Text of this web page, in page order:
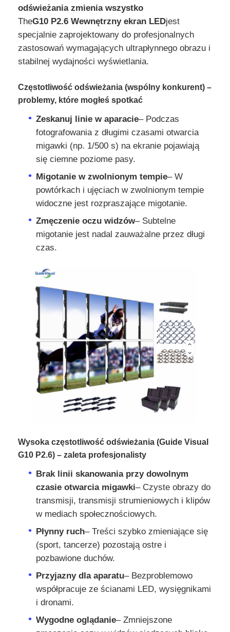
Do domu
Produkty
Pokaz VR
O nas
Wycieczka po fabryce
Kontrola jakości
Skontaktuj się z nami
Nowości
Sprawy
Wyświetlacz LED do ściany wideo
Ekran wyświetlacza LED
ekran LED na koncerty
Wynajem ekranów LED
Ściana wideo LED Cob
Przezroczysty wyświetlacz LED
odświeżania zmienia wszystko
TheG10 P2.6 Wewnętrzny ekran LEDjest
specjalnie zaprojektowany do profesjonalnych
zastosowań wymagających ultrapłynnego obrazu i
stabilnej wydajności wyświetlania.
Częstotliwość odświeżania (wspólny konkurent) –
problemy, które mogłeś spotkać
Zeskanuj linie w aparacie– Podczas
fotografowania z długimi czasami otwarcia
migawki (np. 1/500 s) na ekranie pojawiają
się ciemne poziome pasy.
Migotanie w zwolnionym tempie– W
powtórkach i ujęciach w zwolnionym tempie
widoczne jest rozpraszające migotanie.
Zmęczenie oczu widzów– Subtelne
migotanie jest nadal zauważalne przez długi
czas.
Wysoka częstotliwość odświeżania (Guide Visual
G10 P2.6) – zaleta profesjonalisty
Brak linii skanowania przy dowolnym
czasie otwarcia migawki– Czyste obrazy do
transmisji, transmisji strumieniowych i klipów
w mediach społecznościowych.
Płynny ruch– Treści szybko zmieniające się
(sport, tancerze) pozostają ostre i
pozbawione duchów.
Przyjazny dla aparatu– Bezproblemowo
współpracuje ze ścianami LED, wysięgnikami
i dronami.
Wygodne oglądanie– Zmniejszone